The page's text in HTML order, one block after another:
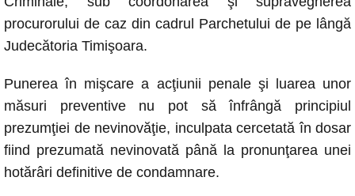
procurorului de caz din cadrul Parchetului de pe lângă
Judecătoria Timişoara.
Punerea în mişcare a acţiunii penale şi luarea unor
măsuri preventive nu pot să înfrângă principiul
prezumţiei de nevinovăţie, inculpata cercetată în dosar
fiind prezumată nevinovată până la pronunţarea unei
hotărâri definitive de condamnare.